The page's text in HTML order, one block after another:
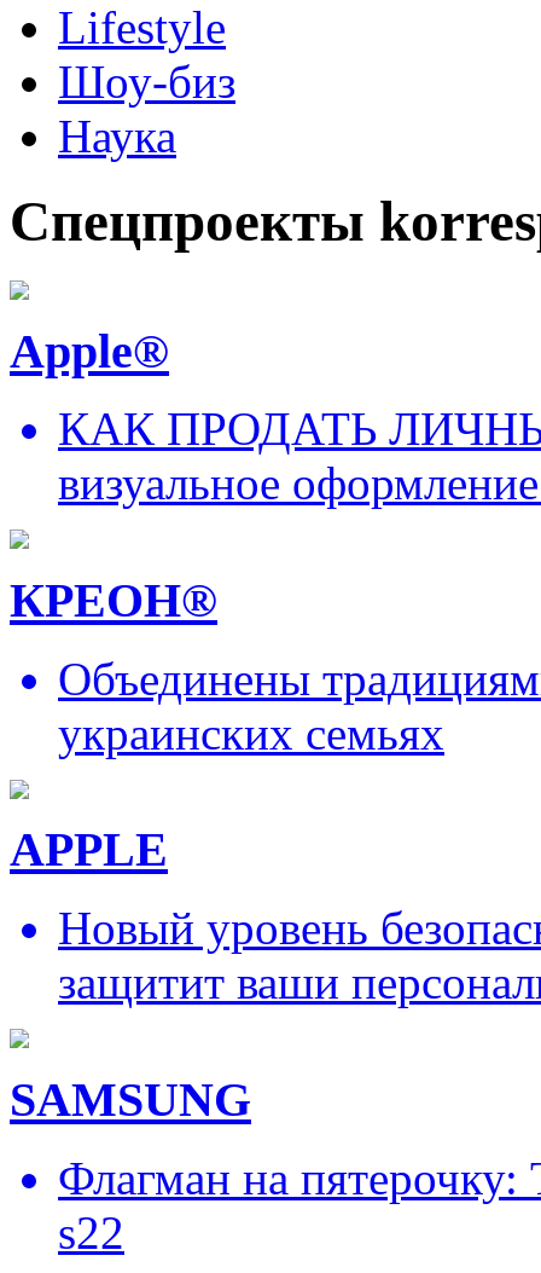
Lifestyle
Шоу-биз
Наука
Спецпроекты
Apple®
КАК ПРОДАТЬ
визуальное
КРЕОН®
Объединены
украинских семьях
APPLE
Новый уровень
защитит ваши
SAMSUNG
Флагман на
s22